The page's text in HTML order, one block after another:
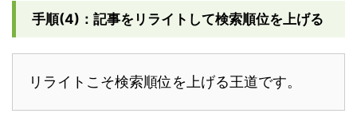
手順(4)：記事をリライトして検索順位を上げる
リライトこそ検索順位を上げる王道です。